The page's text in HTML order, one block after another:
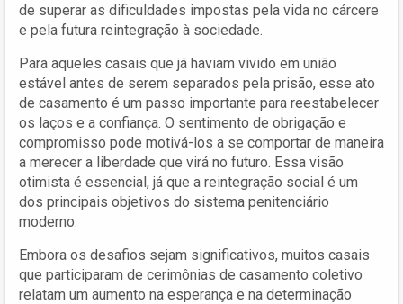
de superar as dificuldades impostas pela vida no cárcere
e pela futura reintegração à sociedade.
Para aqueles casais que já haviam vivido em união
estável antes de serem separados pela prisão, esse ato
de casamento é um passo importante para reestabelecer
os laços e a confiança. O sentimento de obrigação e
compromisso pode motivá-los a se comportar de maneira
a merecer a liberdade que virá no futuro. Essa visão
otimista é essencial, já que a reintegração social é um
dos principais objetivos do sistema penitenciário
moderno.
Embora os desafios sejam significativos, muitos casais
que participaram de cerimônias de casamento coletivo
relatam um aumento na esperança e na determinação